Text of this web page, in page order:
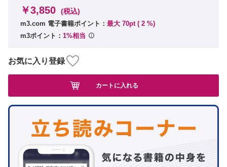
￥3,850 (税込)
m3.com 電子書籍ポイント： 最大 70pt ( 2 %)
m3ポイント： 1%相当
お気に入り登録
カートに入れる